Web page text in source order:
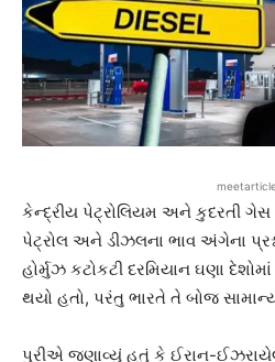
કેન્દ્રીય પેટ્રોલિયમ અને કુદરતી ગેસ
પેટ્રોલ અને ડીઝલના ભાવ અંગેના
હોર્મુઝ કટોકટી દરમિયાન ઘણા
થયો હતો, પરંતુ ભારતે તે બોજ
પુરીએ જણાવ્યું હતું કે ઈરાન-